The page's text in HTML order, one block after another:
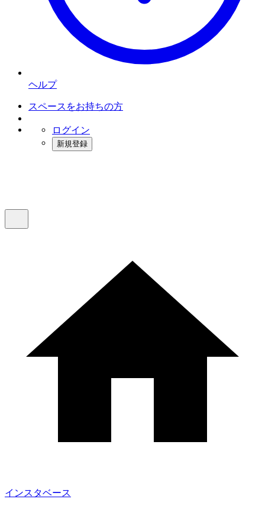
ヘルプ
スペースをお持ちの方
ログイン
新規登録
インスタベース